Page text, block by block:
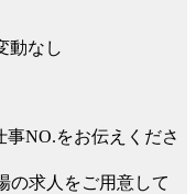
動なし
NO.をお伝えくださ
の求人をご用意して